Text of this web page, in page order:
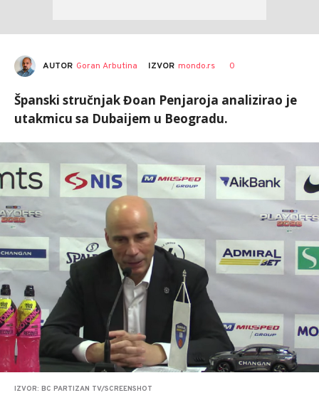
AUTOR Goran Arbutina IZVOR mondo.rs 0
Španski stručnjak Đoan Penjaroja analizirao je
utakmicu sa Dubaijem u Beogradu.
IZVOR: BC PARTIZAN TV/SCREENSHOT